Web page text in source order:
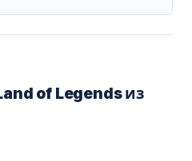
туда и обратно из
шоу необходимо
of Legends из